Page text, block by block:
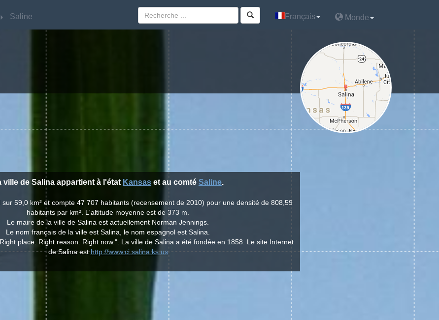
Saline Français Monde
ville de Salina appartient à l'état Kansas et au comté Saline.
59,0 km² et compte 47 707 habitants (recensement de 2010) pour une densité de 808,59
habitants par km². L'altitude moyenne est de 373 m.
Le maire de la ville de Salina est actuellement Norman Jennings.
Le nom français de la ville est Salina, le nom espagnol est Salina.
place. Right reason. Right now.". La ville de Salina a été fondée en 1858. Le site Internet
de Salina esthttp://www.ci.salina.ks.us
Saline Français Monde